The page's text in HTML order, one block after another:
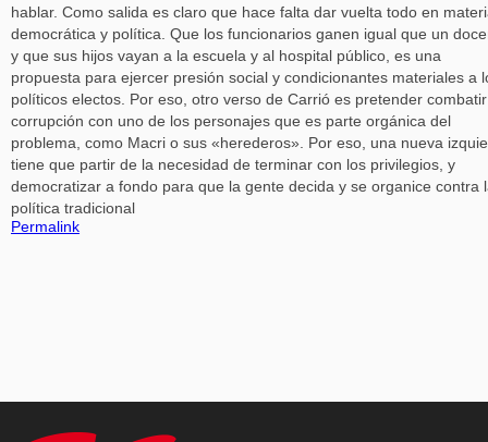
hablar. Como salida es claro que hace falta dar vuelta todo en
democrática y política. Que los funcionarios ganen igual que un
y que sus hijos vayan a la escuela y al hospital público, es una
propuesta para ejercer presión social y condicionantes materiales a
políticos electos. Por eso, otro verso de Carrió es pretender
corrupción con uno de los personajes que es parte orgánica del
problema, como Macri o sus «herederos». Por eso, una nueva
tiene que partir de la necesidad de terminar con los privilegios, y
democratizar a fondo para que la gente decida y se organice contra
política tradicional
Permalink